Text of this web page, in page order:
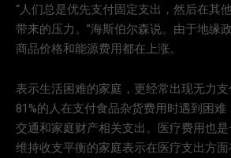
“人们总是优先支付固定支出，然后在其
带来的压力。”海斯伯尔森说。由于地缘
商品价格和能源费用都在上涨。
表示生活困难的家庭，更经常出现无力
81%的人在支付食品杂货费用时遇到困
交通和家庭财产相关支出。医疗费用也
维持收支平衡的家庭表示在医疗支出方面